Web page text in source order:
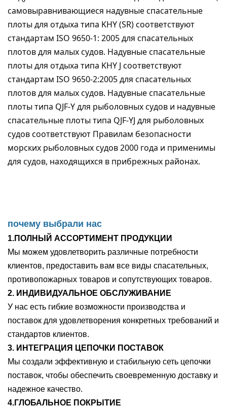
самовыравнивающиеся надувные спасательные
плоты для отдыха типа KHY (SR) соответствуют
стандартам ISO 9650-1: 2005 для спасательных
плотов для малых судов. Надувные спасательные
плоты для отдыха типа KHY J соответствуют
стандартам ISO 9650-2:2005 для спасательных
плотов для малых судов. Надувные спасательные
плоты типа QJF-Y для рыболовных судов и надувные
спасательные плоты типа QJF-YJ для рыболовных
судов соответствуют Правилам безопасности
морских рыболовных судов 2000 года и применимы
для судов, находящихся в прибрежных районах.
почему выбрали нас
1.ПОЛНЫЙ АССОРТИМЕНТ ПРОДУКЦИИ
Мы можем удовлетворить различные потребности
клиентов, предоставить вам все виды спасательных,
противопожарных товаров и сопутствующих товаров.
2. ИНДИВИДУАЛЬНОЕ ОБСЛУЖИВАНИЕ
У нас есть гибкие возможности производства и
поставок для удовлетворения конкретных требований и
стандартов клиентов.
3. ИНТЕГРАЦИЯ ЦЕПОЧКИ ПОСТАВОК
Мы создали эффективную и стабильную сеть цепочки
поставок, чтобы обеспечить своевременную доставку и
надежное качество.
4.ГЛОБАЛЬНОЕ ПОКРЫТИЕ